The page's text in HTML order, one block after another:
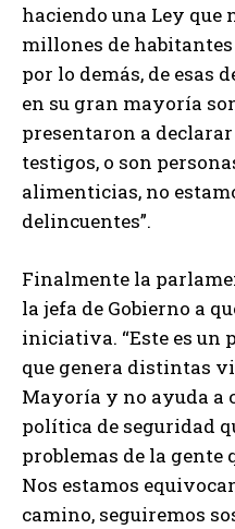
haciendo una Ley que
millones de habitantes
por lo demás, de esas
en su gran mayoría
presentaron a
testigos, o son
alimenticias, no
delincuentes”.
Finalmente la
la jefa de Gobierno a
iniciativa. “Este es un
que genera distintas
Mayoría y no ayuda a
política de seguridad
problemas de la gente
Nos estamos
camino, seguiremos